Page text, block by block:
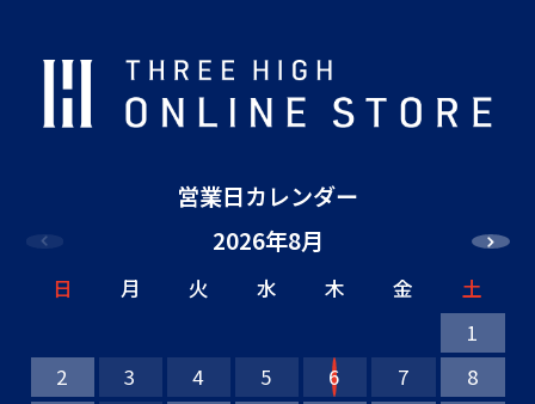
営業日カレンダー
2026年8月
日 月 火 水 木 金
土
1
2
3 4 5 6 7
8